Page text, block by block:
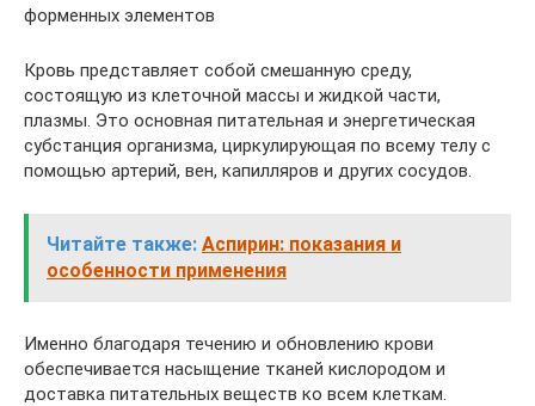
форменных элементов
Кровь представляет собой смешанную среду,
состоящую из клеточной массы и жидкой части,
плазмы. Это основная питательная и энергетическая
субстанция организма, циркулирующая по всему телу с
помощью артерий, вен, капилляров и других сосудов.
Читайте также: Аспирин: показания и
особенности применения
Именно благодаря течению и обновлению крови
обеспечивается насыщение тканей кислородом и
доставка питательных веществ ко всем клеткам.